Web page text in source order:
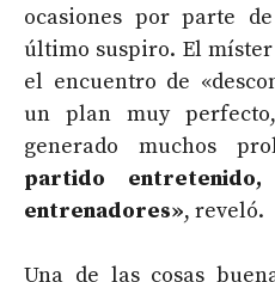
ocasiones por parte
último suspiro. El
el encuentro de
un plan muy
generado muchos
partido
entrenadores», reveló.
Una de las cosas